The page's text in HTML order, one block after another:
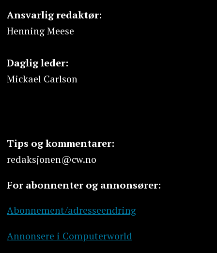
Ansvarlig redaktør:
Henning Meese
Daglig leder:
Mickael Carlson
Tips og kommentarer:
redaksjonen@cw.no
For abonnenter og annonsører:
Abonnement/adresseendring
Annonsere i Computerworld